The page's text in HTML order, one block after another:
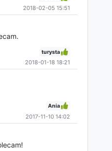
2018-02-05 15:51
turysta
2018-01-18 18:21
Ania
2017-11-10 14:02